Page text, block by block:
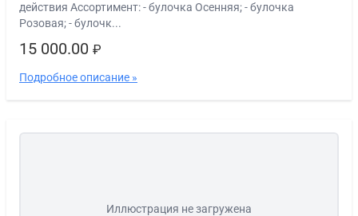
действия Ассортимент: - булочка Осенняя; - булочка
Розовая; - булочк...
15 000.00 ₽
Подробное описание »
Иллюстрация не загружена